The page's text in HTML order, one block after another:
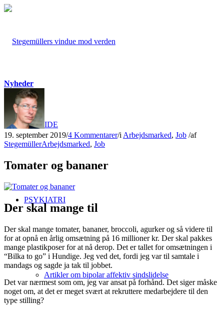
FORSIDE
PSYKIATRI
Artikler om bipolar affektiv sindslidelse
Nyheder
19. september 2019/4 Kommentarer/i Arbejdsmarked, Job /af
StegemüllerArbejdsmarked, Job
Tomater og bananer
Der skal mange til
Der skal mange tomater, bananer, broccoli, agurker og så videre til
for at opnå en årlig omsætning på 16 millioner kr. Der skal pakkes
mange plastikposer for at nå derop. Det er tallet for omsætningen i
“Bilka to go” i Hundige. Jeg ved det, fordi jeg var til samtale i
mandags og sagde ja tak til jobbet.
Det var nærmest som om, jeg var ansat på forhånd. Det siger måske
noget om, at det er meget svært at rekruttere medarbejdere til den
type stilling?